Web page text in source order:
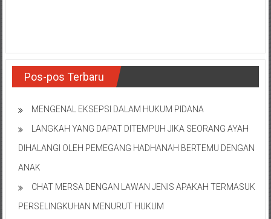
Barat/
Kalimantan
Timur/
Kalimantan
Samarinda/Jawa
Barat/
jawa
Terdekat
Pos-pos Terbaru
MENGENAL EKSEPSI DALAM HUKUM PIDANA
LANGKAH YANG DAPAT DITEMPUH JIKA SEORANG AYAH
DIHALANGI OLEH PEMEGANG HADHANAH BERTEMU DENGAN
ANAK
CHAT MERSA DENGAN LAWAN JENIS APAKAH TERMASUK
PERSELINGKUHAN MENURUT HUKUM